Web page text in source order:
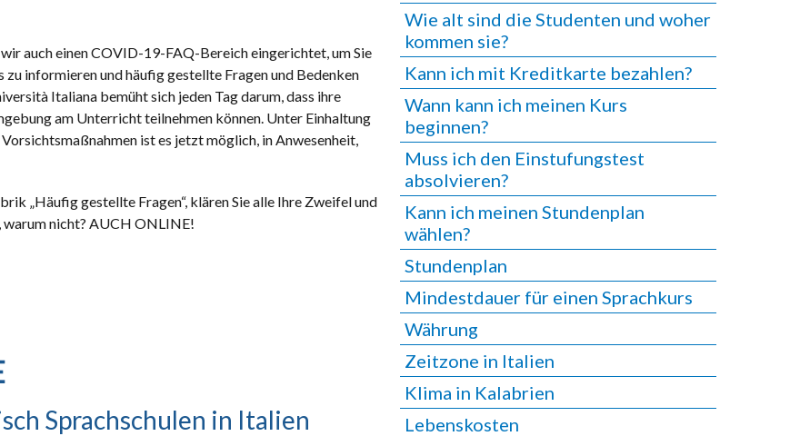
auch einen COVID-19-FAQ-Bereich eingerichtet, um Sie
informieren und häufig gestellte Fragen und Bedenken
Italiana bemüht sich jeden Tag darum, dass ihre
am Unterricht teilnehmen können. Unter Einhaltung
ist es jetzt möglich, in Anwesenheit,
„Häufig gestellte Fragen“, klären Sie alle Ihre Zweifel und
warum nicht? AUCH ONLINE!
Sprachschulen in Italien
Wie alt sind die Studenten und woher
kommen sie?
Kann ich mit Kreditkarte bezahlen?
Wann kann ich meinen Kurs
beginnen?
Muss ich den Einstufungstest
absolvieren?
Kann ich meinen Stundenplan
wählen?
Stundenplan
Mindestdauer für einen Sprachkurs
Währung
Zeitzone in Italien
Klima in Kalabrien
Lebenskosten